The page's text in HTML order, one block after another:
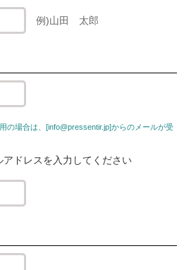
例)山田 太郎
の場合は、[info@pressentir.jp]からのメールが受
ドレスを入力してください